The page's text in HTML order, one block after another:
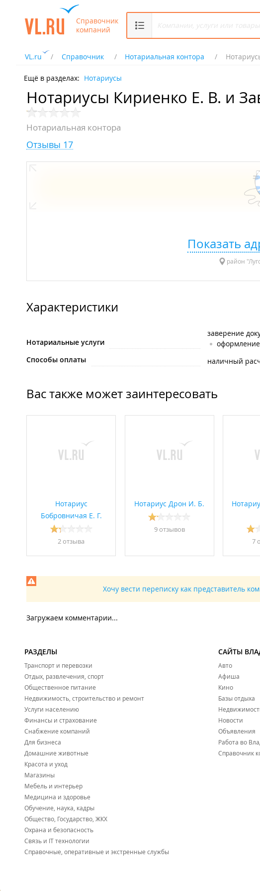
Справочник
компаний
VL.ru Справочник Нотариальная контора
Ещё в разделах: Нотариусы
Нотариусы Кириенко Е. В. и
Нотариальная контора
Отзывы 17
Показать
район
Характеристики
Нотариальные услуги
заверение
оформление
Способы оплаты
наличный
Вас также может заинтересовать
Нотариус
Бобровничая Е. Г.
2 отзывa
Нотариус Дрон И. Б.
9 отзывов
7
Хочу вести переписку как представитель
Загружаем комментарии...
РАЗДЕЛЫ
Транспорт и перевозки
Отдых, развлечения, спорт
Общественное питание
Недвижимость, строительство и ремонт
Услуги населению
Финансы и страхование
Снабжение компаний
Для бизнеса
Домашние животные
Красота и уход
Магазины
Мебель и интерьер
Медицина и здоровье
Обучение, наука, кадры
Общество, Государство, ЖКХ
Охрана и безопасность
Связь и IT технологии
Справочные, оперативные и экстренные службы
САЙТЫ
Авто
Афиша
Кино
Базы отдыха
Новости
Объявления
Работа во
Справочник